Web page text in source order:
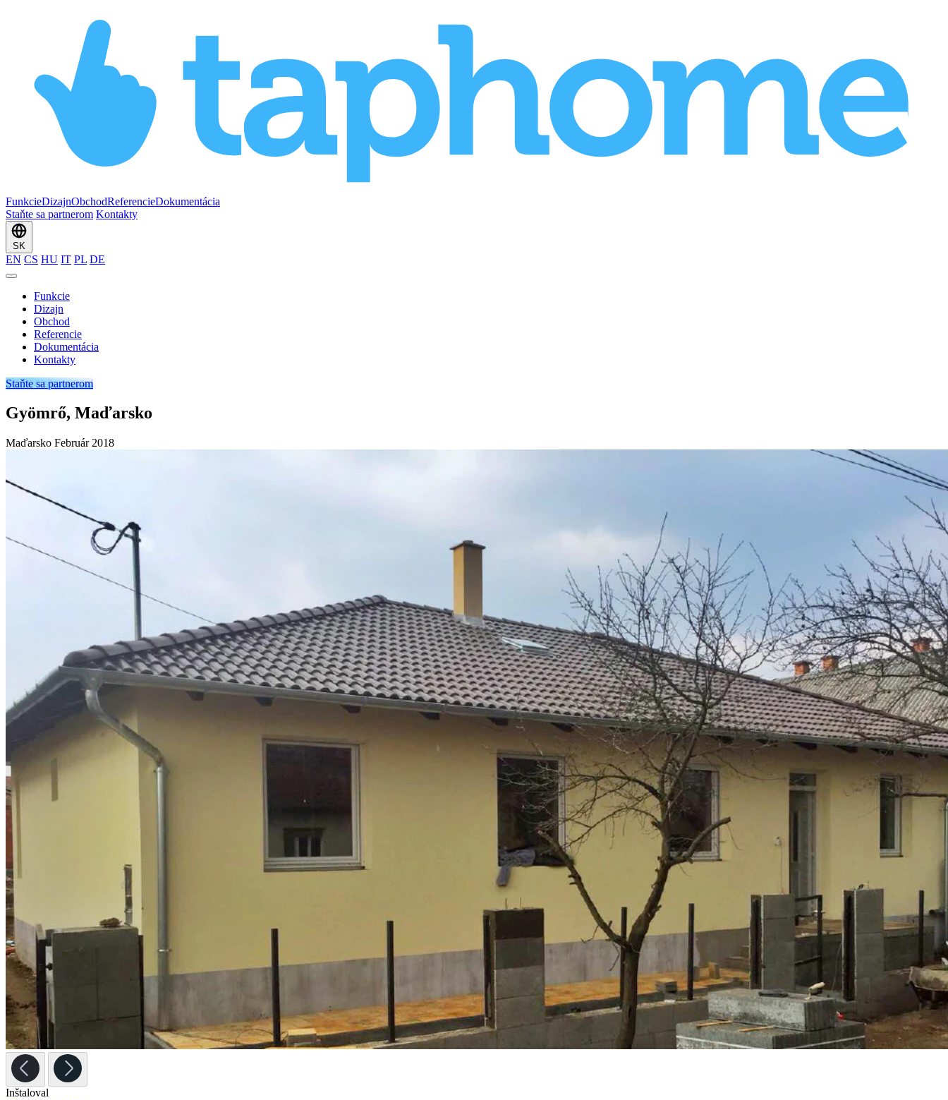
FunkcieDizajnObchodReferencieDokumentácia
Staňte sa partnerom Kontakty
SK
EN CS HU IT PL DE
Funkcie
Dizajn
Obchod
Referencie
Dokumentácia
Kontakty
Staňte sa partnerom
Gyömrő, Maďarsko
Maďarsko Február 2018
Inštaloval